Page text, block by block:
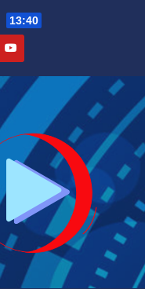
13:40